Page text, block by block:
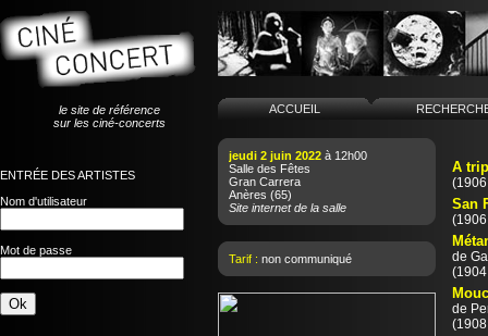
le site de référence
sur les ciné-concerts
ENTRÉE DES ARTISTES
Nom d'utilisateur
Mot de passe
ACCUEIL
jeudi 2 juin 2022 à 12h00
Salle des Fêtes
Gran Carrera
Anères (65)
Site internet de la salle
Tarif : non communiqué
A
San
de
de